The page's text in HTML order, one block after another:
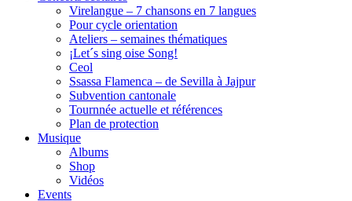
Virelangue – 7 chansons en 7 langues
Pour cycle orientation
Ateliers – semaines thématiques
¡Let´s sing oise Song!
Ceol
Ssassa Flamenca – de Sevilla à Jajpur
Subvention cantonale
Tournnée actuelle et références
Plan de protection
Musique
Albums
Shop
Vidéos
Events